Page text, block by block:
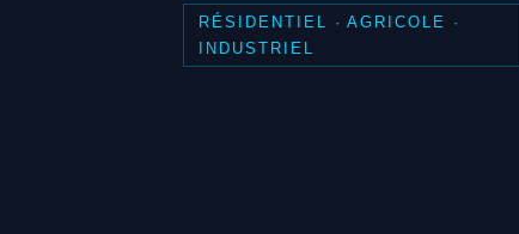
RÉSIDENTIEL · AGRICOLE ·
INDUSTRIEL